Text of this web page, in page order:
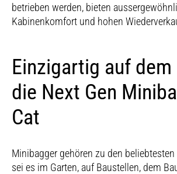
betrieben werden, bieten
Kabinenkomfort und hohen
Einzigartig auf
die Next Gen
Cat
Minibagger gehören zu den beliebtesten
sei es im Garten, auf Baustellen, dem